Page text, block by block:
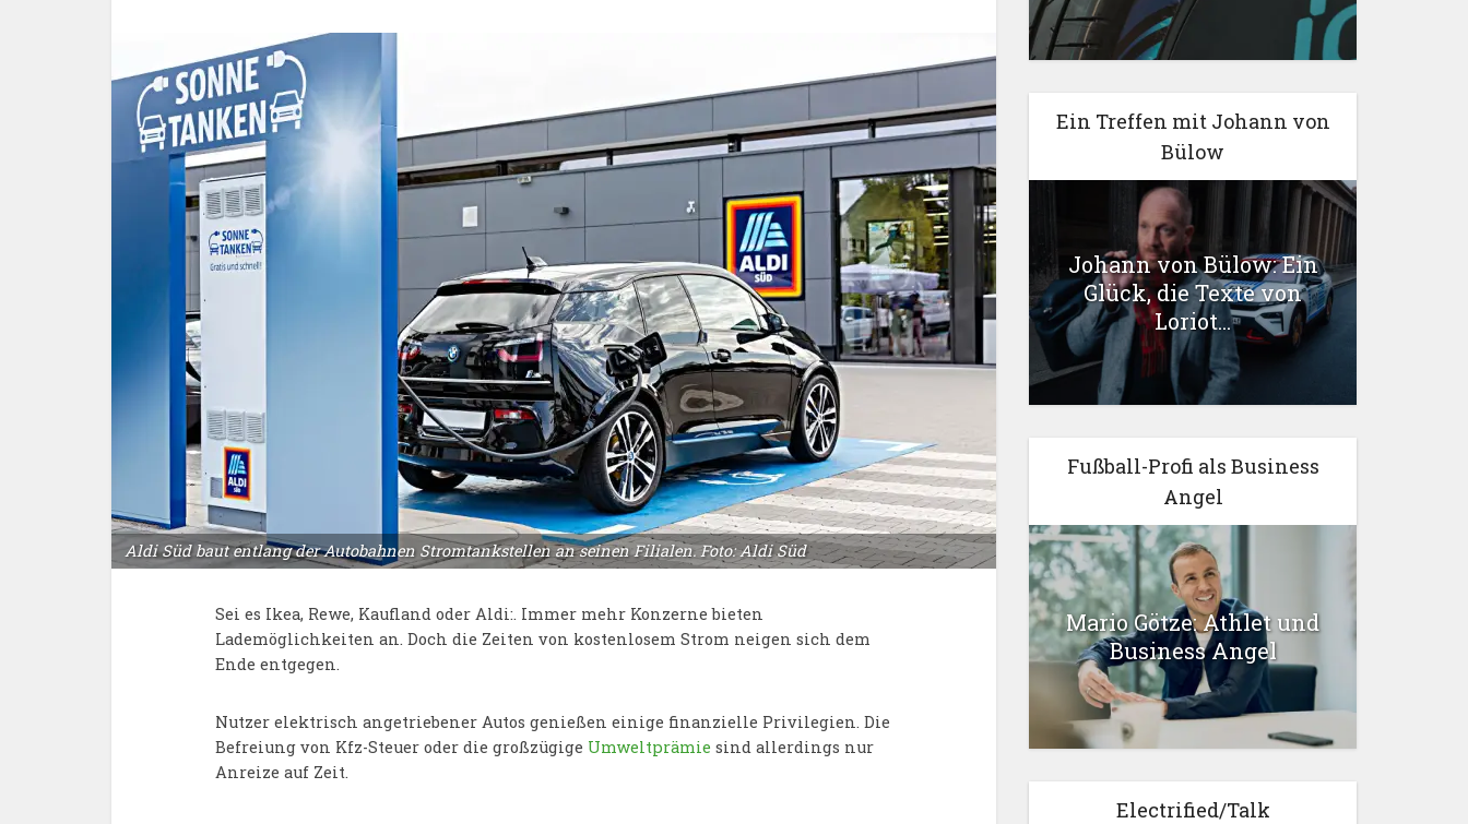
Aldi Süd baut entlang der Autobahnen Stromtankstellen an seinen Filialen. Foto: Aldi Süd
Sei es Ikea, Rewe, Kaufland oder Aldi:. Immer mehr Konzerne bieten
Lademöglichkeiten an. Doch die Zeiten von kostenlosem Strom neigen sich dem
Ende entgegen.
Nutzer elektrisch angetriebener Autos genießen einige finanzielle Privilegien. Die
Befreiung von Kfz-Steuer oder die großzügige Umweltprämie sind allerdings nur
Anreize auf Zeit.
Ein Treffen mit Johann von
Bülow
Johann von Bülow: Ein
Glück, die Texte von
Loriot...
Fußball-Profi als Business
Angel
Mario Götze: Athlet und
Business Angel
Electrified/Talk